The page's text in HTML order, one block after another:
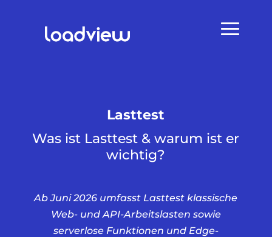
Lasttest
Was ist Lasttest & warum ist er
wichtig?
Ab Juni 2026 umfasst Lasttest klassische
Web- und API-Arbeitslasten sowie
serverlose Funktionen und Edge-